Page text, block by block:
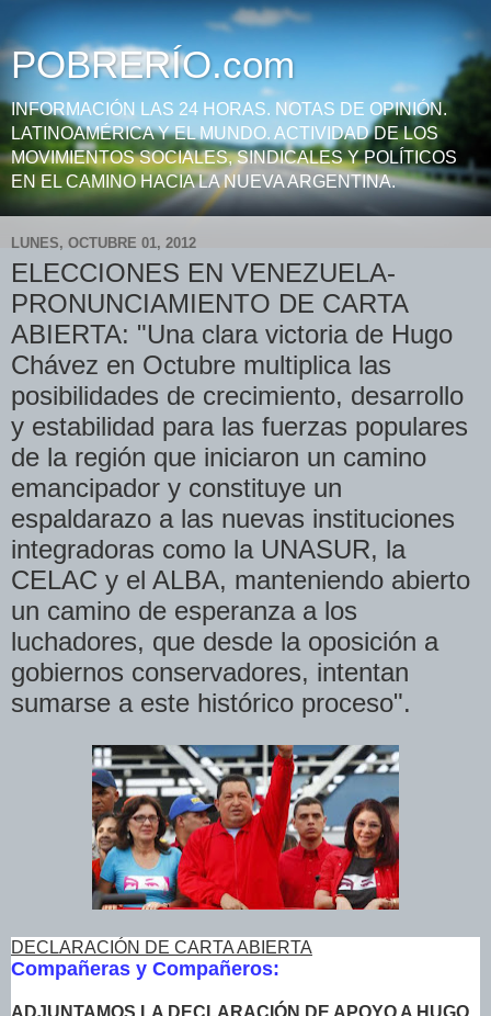
POBRERÍO.com
INFORMACIÓN LAS 24 HORAS. NOTAS DE OPINIÓN.
LATINOAMÉRICA Y EL MUNDO. ACTIVIDAD DE LOS
MOVIMIENTOS SOCIALES, SINDICALES Y POLÍTICOS
EN EL CAMINO HACIA LA NUEVA ARGENTINA.
LUNES, OCTUBRE 01, 2012
ELECCIONES EN VENEZUELA-
PRONUNCIAMIENTO DE CARTA
ABIERTA: "Una clara victoria de Hugo
Chávez en Octubre multiplica las
posibilidades de crecimiento, desarrollo
y estabilidad para las fuerzas populares
de la región que iniciaron un camino
emancipador y constituye un
espaldarazo a las nuevas instituciones
integradoras como la UNASUR, la
CELAC y el ALBA, manteniendo abierto
un camino de esperanza a los
luchadores, que desde la oposición a
gobiernos conservadores, intentan
sumarse a este histórico proceso".
DECLARACIÓN DE CARTA ABIERTA
Compañeras y Compañeros:
ADJUNTAMOS LA DECLARACIÓN DE APOYO A HUGO